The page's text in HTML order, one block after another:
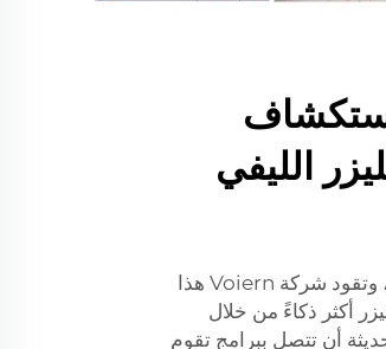
الليفي
ينمو عالم الليزر الليفي لقطع المعادن بسرعة كبيرة، وتقود شركة Voiern هذا
أكثر ذكاءً من خلال
أن تتصل ببرامج تقوم